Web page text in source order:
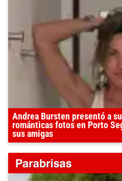
Andrea Bursten presentó a
románticas fotos en Porto
sus amigas